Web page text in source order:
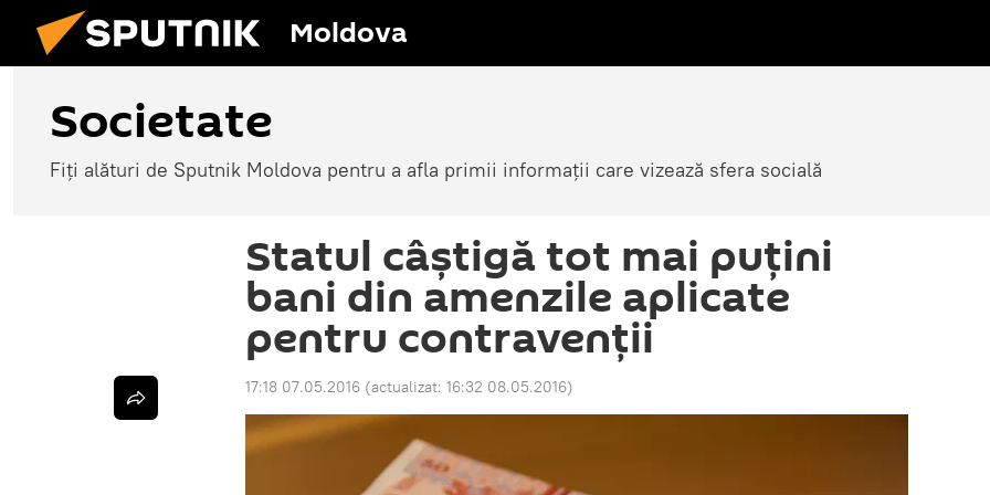
Moldova
Societate
Fiți alături de Sputnik Moldova pentru a afla primii informații care vizează sfera socială
Statul câştigă tot mai puţini
bani din amenzile aplicate
pentru contravenţii
17:18 07.05.2016 (actualizat: 16:32 08.05.2016)